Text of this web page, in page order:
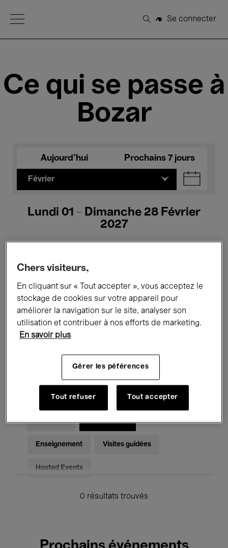
Open Menu
Rechercher
Se connecter
Ce qui se passe à
Bozar
Aujourd'hui Prochains 7 jours
Février
Lundi 01 - Dimanche 28 Février
2027
Tous les événements Concerts
Expositions Films Performances
Rencontres & Débats
Musique classique Global Music
Musique électronique
Pour tous Kids’ Palace
Enseignement Visites guidées
Hosted Events
0 résultats trouvés
Chers visiteurs,
En cliquant sur « Tout accepter », vous acceptez le
stockage de cookies sur votre appareil pour
améliorer la navigation sur le site, analyser son
utilisation et contribuer à nos efforts de marketing.
En savoir plus
Gérer les péférences
Tout refuser Tout accepter